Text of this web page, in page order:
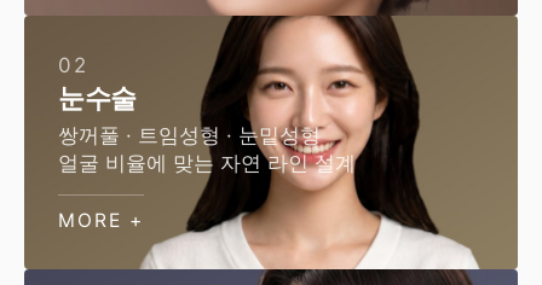
02
눈수술
쌍꺼풀 · 트임성형 · 눈밑성형
얼굴 비율에 맞는 자연 라인 설계
MORE +